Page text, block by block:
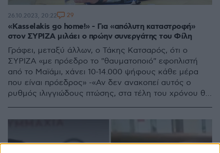
«Kasselakis go home!» - Για «απόλυτη καταστροφή»
στον ΣΥΡΙΖΑ μιλάει ο πρώην συνεργάτης του Φίλη
Γράφει, μεταξύ άλλων, ο Τάκης Κατσαρός, ότι ο
ΣΥΡΙΖΑ «με πρόεδρο το "θαυματοποιό" εφοπλιστή
από το Μαϊάμι, χάνει 10-14.000 ψήφους κάθε μέρα
που είναι πρόεδρος» -«Αν δεν ανακοπεί αυτός ο
ρυθμός ιλιγγιώδους πτώσης, στα τέλη του χρόνου θα
26.10.2023, 20:22 29